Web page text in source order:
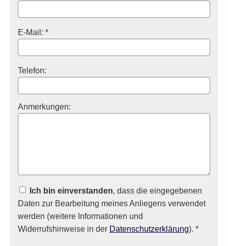
E-Mail: *
Telefon:
Anmerkungen:
Ich bin einverstanden, dass die eingegebenen
Daten zur Bearbeitung meines Anliegens verwendet
werden (weitere Informationen und
Widerrufshinweise in der Datenschutzerklärung). *